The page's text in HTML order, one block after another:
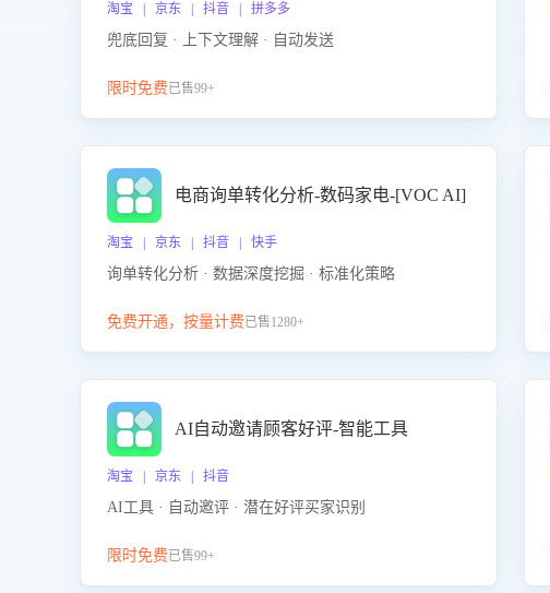
淘宝 | 京东 | 抖音 | 拼多多
兜底回复 · 上下文理解 · 自动发送
限时免费已售99+
电商询单转化分析-数码家电-[VOC AI]
淘宝 | 京东 | 抖音 | 快手
询单转化分析 · 数据深度挖掘 · 标准化策略
免费开通，按量计费已售1280+
AI自动邀请顾客好评-智能工具
淘宝 | 京东 | 抖音
AI工具 · 自动邀评 · 潜在好评买家识别
限时免费已售99+